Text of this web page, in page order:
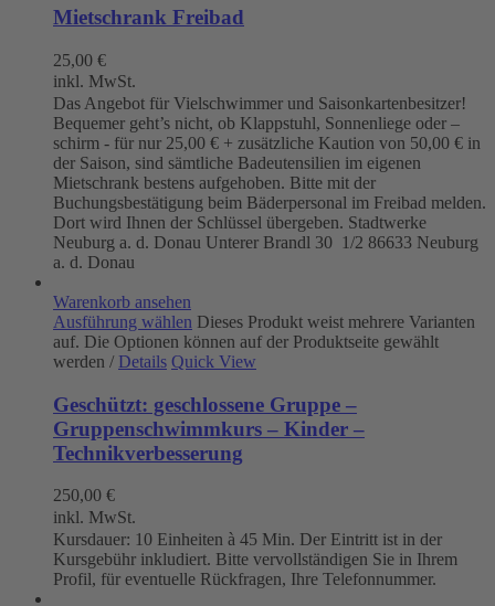
Mietschrank Freibad
25,00 €
inkl. MwSt.
Das Angebot für Vielschwimmer und Saisonkartenbesitzer!
Bequemer geht’s nicht, ob Klappstuhl, Sonnenliege oder –
schirm - für nur 25,00 € + zusätzliche Kaution von 50,00 € in
der Saison, sind sämtliche Badeutensilien im eigenen
Mietschrank bestens aufgehoben. Bitte mit der
Buchungsbestätigung beim Bäderpersonal im Freibad melden.
Dort wird Ihnen der Schlüssel übergeben. Stadtwerke
Neuburg a. d. Donau Unterer Brandl 30 1/2 86633 Neuburg
a. d. Donau
Warenkorb ansehen
Ausführung wählen Dieses Produkt weist mehrere Varianten
auf. Die Optionen können auf der Produktseite gewählt
werden / Details Quick View
Geschützt: geschlossene Gruppe –
Gruppenschwimmkurs – Kinder –
Technikverbesserung
250,00 €
inkl. MwSt.
Kursdauer: 10 Einheiten à 45 Min. Der Eintritt ist in der
Kursgebühr inkludiert. Bitte vervollständigen Sie in Ihrem
Profil, für eventuelle Rückfragen, Ihre Telefonnummer.